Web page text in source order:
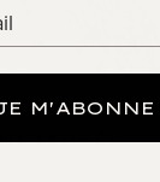
ISMAËL
M'ABONNE